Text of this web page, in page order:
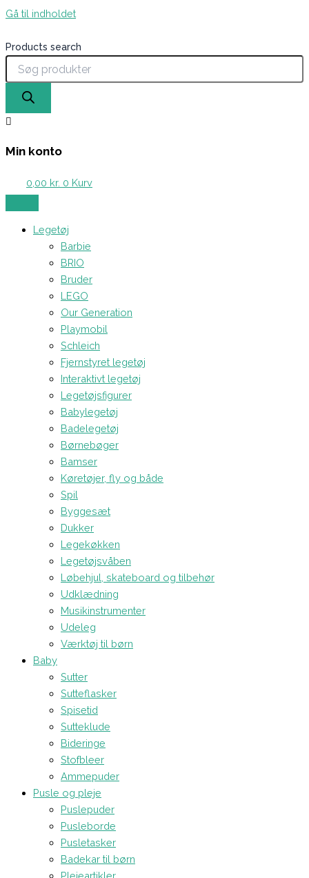
Gå til indholdet
Products search
Min konto
0,00 kr. 0 Kurv
Legetøj
Barbie
BRIO
Bruder
LEGO
Our Generation
Playmobil
Schleich
Fjernstyret legetøj
Interaktivt legetøj
Legetøjsfigurer
Babylegetøj
Badelegetøj
Børnebøger
Bamser
Køretøjer, fly og både
Spil
Byggesæt
Dukker
Legekøkken
Legetøjsvåben
Løbehjul, skateboard og tilbehør
Udklædning
Musikinstrumenter
Udeleg
Værktøj til børn
Baby
Sutter
Sutteflasker
Spisetid
Sutteklude
Bideringe
Stofbleer
Ammepuder
Pusle og pleje
Puslepuder
Pusleborde
Pusletasker
Badekar til børn
Plejeartikler